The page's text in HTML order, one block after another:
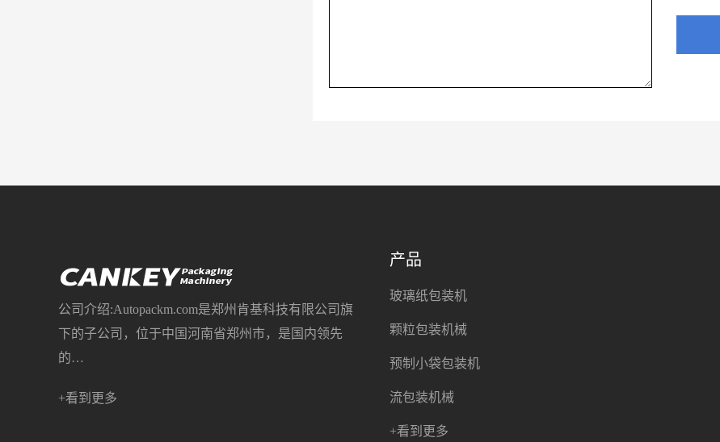
公司介绍:Autopackm.com是郑州肯基科技有限公司旗
下的子公司，位于中国河南省郑州市，是国内领先
的…
+看到更多
产品
玻璃纸包装机
颗粒包装机械
预制小袋包装机
流包装机械
+看到更多